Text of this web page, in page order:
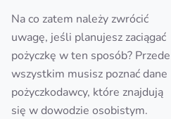
Na co zatem należy zwrócić
uwagę, jeśli planujesz zaciągać
pożyczkę w ten sposób? Przede
wszystkim musisz poznać dane
pożyczkodawcy, które znajdują
się w dowodzie osobistym.